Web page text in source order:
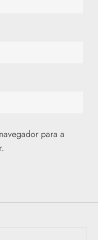
para a